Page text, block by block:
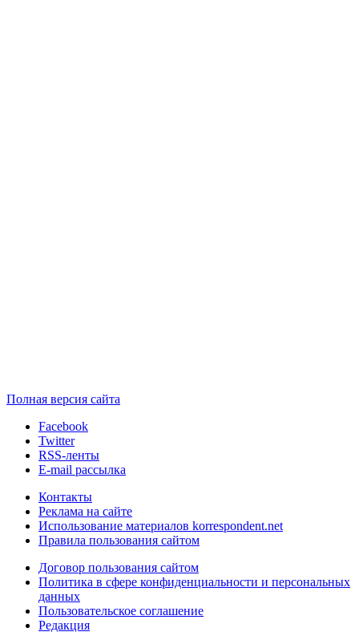
Полная версия сайта
Facebook
Twitter
RSS-ленты
E-mail рассылка
Контакты
Реклама на сайте
Использование материалов korrespondent.net
Правила пользования сайтом
Договор пользования сайтом
Политика в сфере конфиденциальности и персональных
данных
Пользовательское соглашение
Редакция